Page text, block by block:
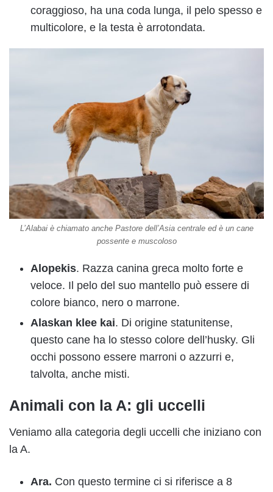
coraggioso, ha una coda lunga, il pelo spesso e
multicolore, e la testa è arrotondata.
L’Alabai è chiamato anche Pastore dell’Asia centrale ed è un cane
possente e muscoloso
Alopekis. Razza canina greca molto forte e
veloce. Il pelo del suo mantello può essere di
colore bianco, nero o marrone.
Alaskan klee kai. Di origine statunitense,
questo cane ha lo stesso colore dell’husky. Gli
occhi possono essere marroni o azzurri e,
talvolta, anche misti.
Animali con la A: gli uccelli
Veniamo alla categoria degli uccelli che iniziano con
la A.
Ara. Con questo termine ci si riferisce a 8